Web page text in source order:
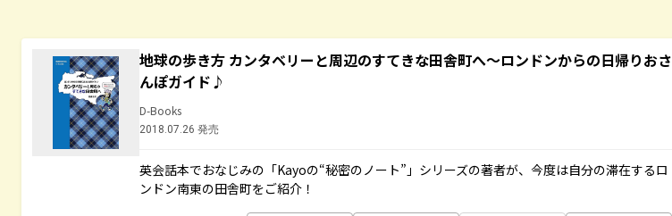
地球の歩き方 カンタベリーと周辺のすてきな田舎町へ～ロンドンからの日帰りおさ
んぽガイド♪
D-Books
2018.07.26 発売
英会話本でおなじみの「Kayoの“秘密のノート”」シリーズの著者が、今度は自分の滞在するロ
ンドン南東の田舎町をご紹介！